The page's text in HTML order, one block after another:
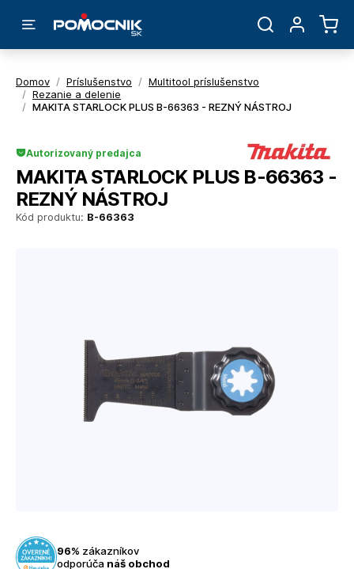
Domov / Príslušenstvo / Multitool príslušenstvo
/ Rezanie a delenie
/ MAKITA STARLOCK PLUS B-66363 - REZNÝ NÁSTROJ
Kód produktu: B-66363
Autorizovaný predajca
MAKITA STARLOCK PLUS B-66363 -
REZNÝ NÁSTROJ
96% zákazníkov
odporúča náš obchod